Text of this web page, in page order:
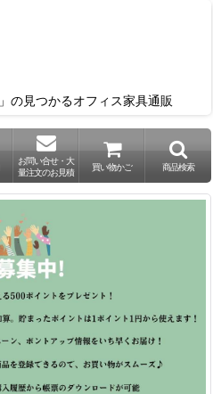
の見つかるオフィス家具通販
お問い合せ・大
量注文のお見積
買い物かご 商品検索